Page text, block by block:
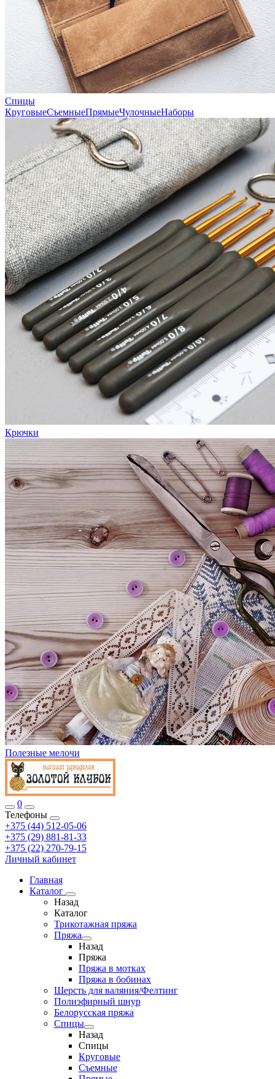
Спицы
КруговыеСъемныеПрямыеЧулочныеНаборы
Крючки
Полезные мелочи
0
Телефоны
+375 (44) 512-05-06
+375 (29) 881-81-33
+375 (22) 270-79-15
Личный кабинет
Главная
Каталог
Назад
Каталог
Трикотажная пряжа
Пряжа
Назад
Пряжа
Пряжа в мотках
Пряжа в бобинах
Шерсть для валяния/Фелтинг
Полиэфирный шнур
Белорусская пряжа
Спицы
Назад
Спицы
Круговые
Съемные